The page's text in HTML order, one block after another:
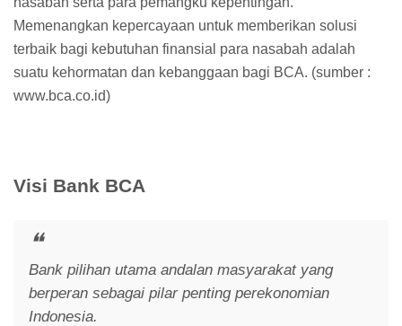
Memenangkan kepercayaan untuk memberikan solusi
terbaik bagi kebutuhan finansial para nasabah adalah
suatu kehormatan dan kebanggaan bagi BCA. (sumber :
www.bca.co.id)
Visi Bank BCA
Bank pilihan utama andalan masyarakat yang
berperan sebagai pilar penting perekonomian
Indonesia.